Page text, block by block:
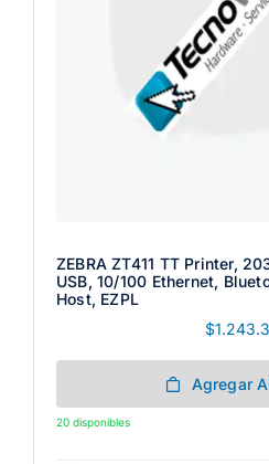
ZEBRA ZT411 TT Printer,
USB, 10/100 Ethernet,
Host, EZPL
$
Agregar
20 disponibles